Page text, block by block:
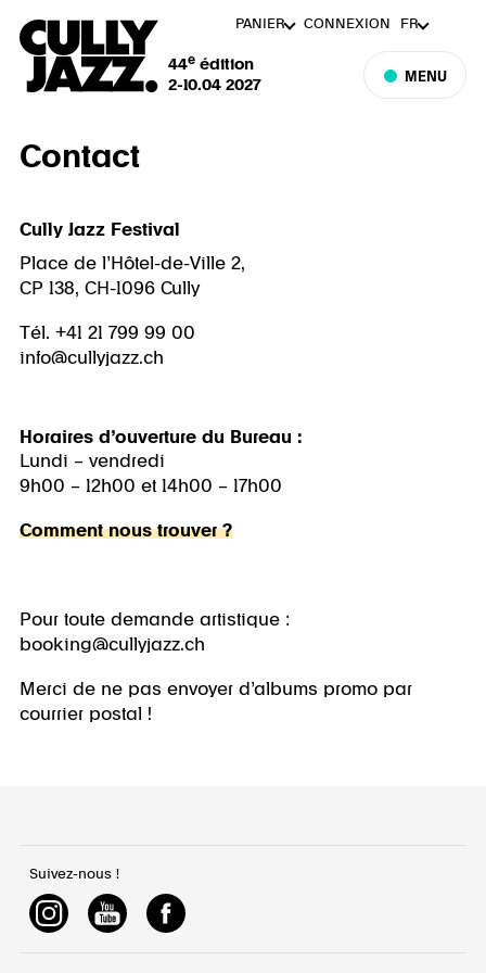
44eédition
2-10.04 2027
MENU
PANIER CONNEXION FR
Contact
Cully Jazz Festival
Place de l’Hôtel-de-Ville 2,
CP 138, CH-1096 Cully
Tél. +41 21 799 99 00
info@cullyjazz.ch
Horaires d’ouverture du Bureau :
Lundi – vendredi
9h00 – 12h00 et 14h00 – 17h00
Comment nous trouver ?
Pour toute demande artistique :
booking@cullyjazz.ch
Merci de ne pas envoyer d’albums promo par
courrier postal !
Suivez-nous !